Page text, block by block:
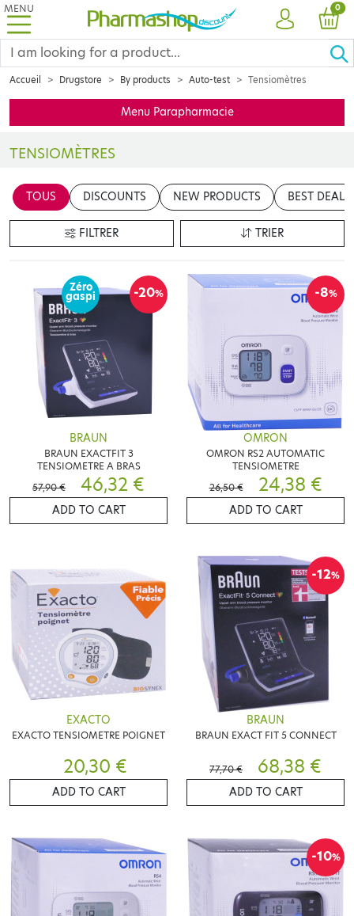
MENU
ACCOUNT
0
Accueil Drugstore By products Auto-test Tensiomètres
Menu Parapharmacie
TENSIOMÈTRES
TOUS
DISCOUNTS NEW PRODUCTS BEST DEALS
FILTRER TRIER
-20%
Zéro
gaspi
BRAUN
BRAUN EXACTFIT 3
TENSIOMETRE A BRAS
57,90 €
46,32 €
ADD TO CART
-8%
OMRON
OMRON RS2 AUTOMATIC
TENSIOMETRE
26,50 €
24,38 €
ADD TO CART
EXACTO
EXACTO TENSIOMETRE POIGNET
20,30 €
ADD TO CART
-12%
BRAUN
BRAUN EXACT FIT 5 CONNECT
77,70 € 68,38 €
ADD TO CART
-10%